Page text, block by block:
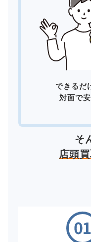
できるだ
対面で
そ
店頭